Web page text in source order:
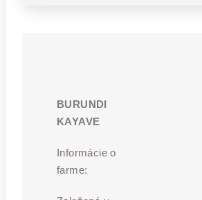
BURUNDI
KAYAVE
Informácie o
farme: